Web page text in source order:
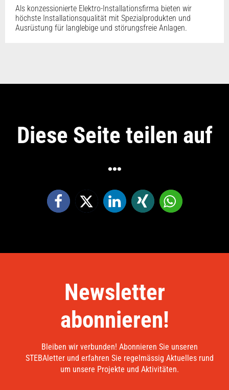
Als konzessionierte Elektro-Installationsfirma bieten wir
höchste Installationsqualität mit Spezialprodukten und
Ausrüstung für langlebige und störungsfreie Anlagen.
Diese Seite teilen auf
…
Newsletter
abonnieren!
Bleiben wir verbunden! Abonnieren Sie unseren
STEBAletter und erfahren Sie regelmässig Aktuelles rund
um unsere Projekte und Aktivitäten.